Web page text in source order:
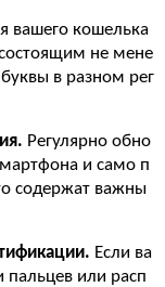
вашего кошелька
не мене
в разном рег
Регулярно обно
и само п
содержат важны
Если ва
пальцев или расп